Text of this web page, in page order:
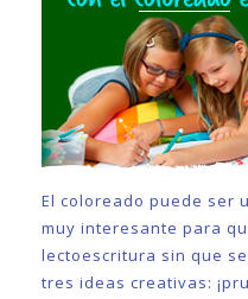
El coloreado puede ser
muy interesante para
lectoescritura sin que
tres ideas creativas: